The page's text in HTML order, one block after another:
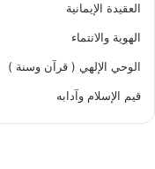
العقيدة الإيمانية
الهوية والانتماء
الوحي الإلهي ( قرآن وسنة )
قيم الإسلام وآدابه